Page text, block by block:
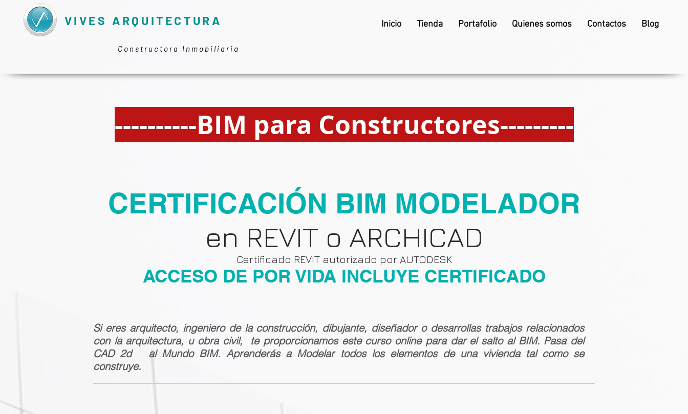
Inicio Tienda Portafolio Quienes somos Contactos Blog
VIVES ARQUITECTURA
Constructora Inmobiliaria
----------BIM para Constructores---------
CERTIFICACIÓN BIM MODELADOR
en REVIT o ARCHICAD
Certificado REVIT autorizado por AUTODESK
ACCESO DE POR VIDA INCLUYE CERTIFICADO
Si eres arquitecto, ingeniero de la construcción, dibujante, diseñador o desarrollas trabajos relacionados
con la arquitectura, u obra civil, te proporcionamos este curso online para dar el salto al BIM. Pasa del
CAD 2d al Mundo BIM. Aprenderás a Modelar todos los elementos de una vivienda tal como se
construye.